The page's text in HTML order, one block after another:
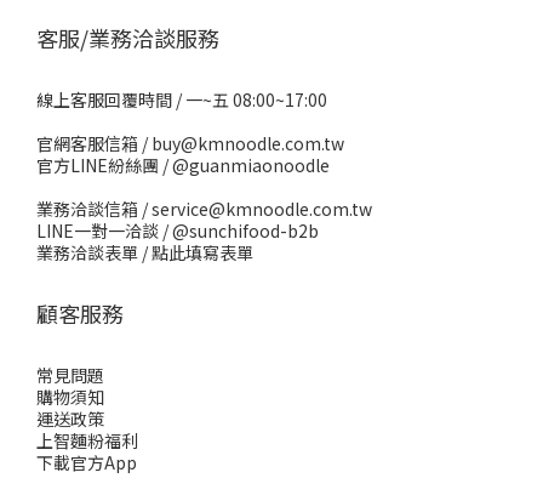
客服/業務洽談服務
線上客服回覆時間 / 一~五 08:00~17:00
官網客服信箱 / buy@kmnoodle.com.tw
官方LINE紛絲團 /@guanmiaonoodle
業務洽談信箱 / service@kmnoodle.com.tw
LINE一對一洽談 /@sunchifood-b2b
業務洽談表單 /點此填寫表單
顧客服務
常見問題
購物須知
運送政策
上智麵粉福利
下載官方App